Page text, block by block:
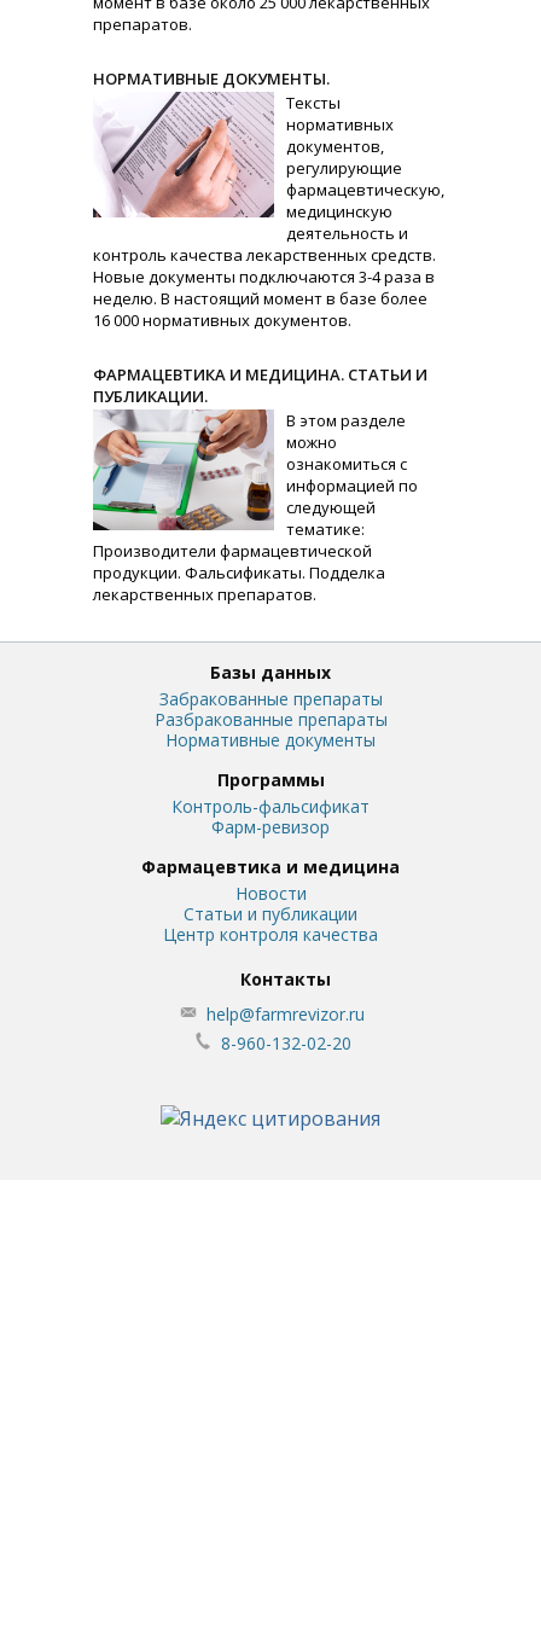
препаратов.
НОРМАТИВНЫЕ ДОКУМЕНТЫ.
Тексты
нормативных
документов,
регулирующие
фармацевтическую,
медицинскую
деятельность и
контроль качества лекарственных средств.
Новые документы подключаются 3-4 раза в
неделю. В настоящий момент в базе более
16 000 нормативных документов.
ФАРМАЦЕВТИКА И МЕДИЦИНА. СТАТЬИ И
ПУБЛИКАЦИИ.
В этом разделе
можно
ознакомиться с
информацией по
следующей
тематике:
Производители фармацевтической
продукции. Фальсификаты. Подделка
лекарственных препаратов.
Базы данных
Забракованные препараты
Разбракованные препараты
Нормативные документы
Программы
Контроль-фальсификат
Фарм-ревизор
Фармацевтика и медицина
Новости
Статьи и публикации
Центр контроля качества
Контакты
help@farmrevizor.ru
8-960-132-02-20